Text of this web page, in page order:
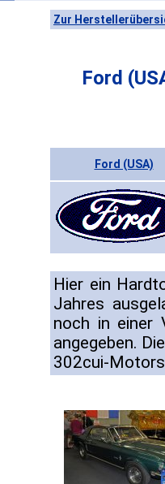
Zur
Ford
Ford (USA)
Hier ein
Jahres
noch in einer
angegeben.
302cui-